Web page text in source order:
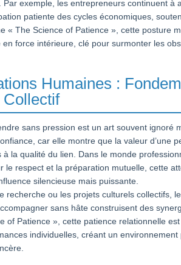
exemple, les entrepreneurs continuent à
patiente des cycles économiques,
« The Science of Patience », cette posture
force intérieure, clé pour surmonter les
Humaines :
Collectif
sans pression est un art souvent ignoré
car elle montre que la valeur d’une
la qualité du lien. Dans le monde
le respect et la préparation mutuelle, cette
silencieuse mais puissante.
recherche ou les projets culturels collectifs,
sans hâte construisent des
of Patience », cette patience relationnelle
individuelles, créant un environnement